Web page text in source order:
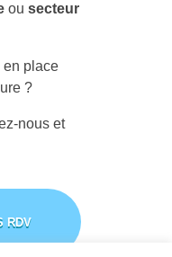
ou secteur
en place
?
nous et
RDV